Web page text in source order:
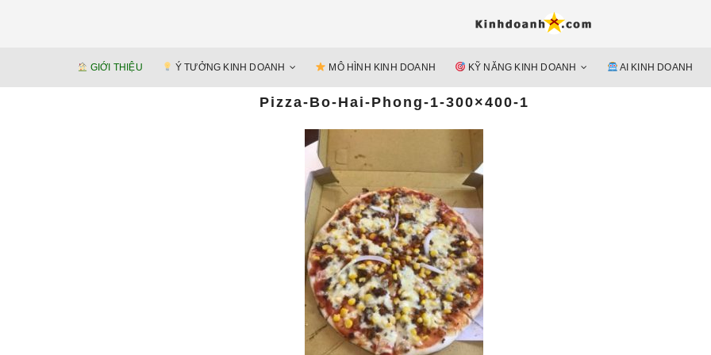
GIỚI THIỆU Ý TƯỞNG KINH DOANH MÔ HÌNH KINH DOANH KỸ NĂNG KINH DOANH AI KINH DOANH
Pizza-Bo-Hai-Phong-1-300×400-1